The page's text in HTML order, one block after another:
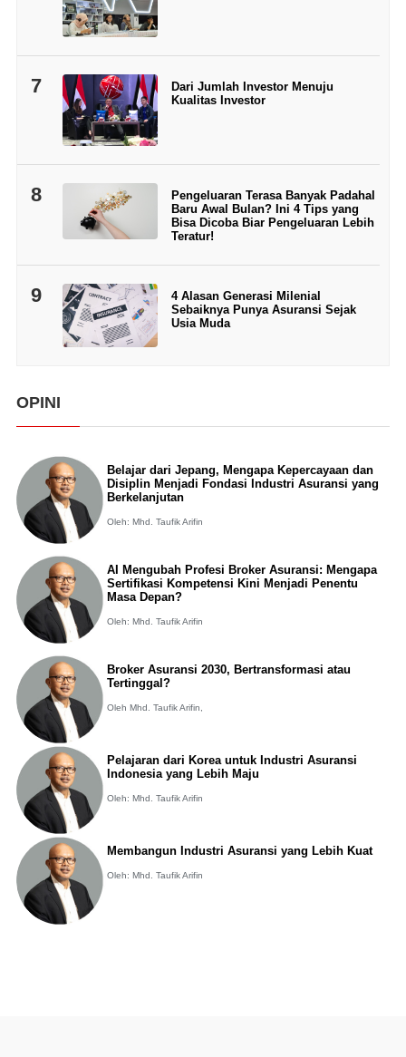
7
Dari Jumlah Investor Menuju
Kualitas Investor
8
Pengeluaran Terasa Banyak Padahal
Baru Awal Bulan? Ini 4 Tips yang
Bisa Dicoba Biar Pengeluaran Lebih
Teratur!
9
4 Alasan Generasi Milenial
Sebaiknya Punya Asuransi Sejak
Usia Muda
OPINI
Belajar dari Jepang, Mengapa Kepercayaan dan
Disiplin Menjadi Fondasi Industri Asuransi yang
Berkelanjutan
Oleh: Mhd. Taufik Arifin
AI Mengubah Profesi Broker Asuransi: Mengapa
Sertifikasi Kompetensi Kini Menjadi Penentu
Masa Depan?
Oleh: Mhd. Taufik Arifin
Broker Asuransi 2030, Bertransformasi atau
Tertinggal?
Oleh Mhd. Taufik Arifin,
Pelajaran dari Korea untuk Industri Asuransi
Indonesia yang Lebih Maju
Oleh: Mhd. Taufik Arifin
Membangun Industri Asuransi yang Lebih Kuat
Oleh: Mhd. Taufik Arifin